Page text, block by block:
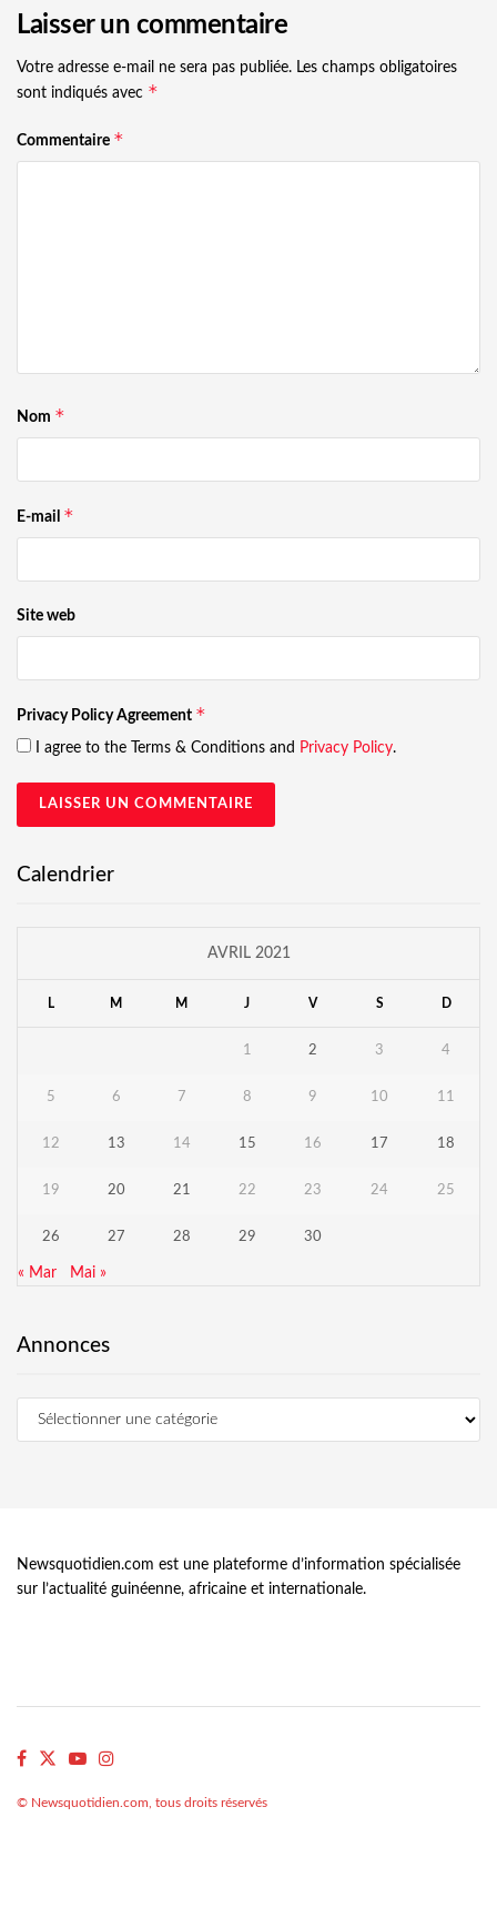
Laisser un commentaire
Votre adresse e-mail ne sera pas publiée. Les champs obligatoires
sont indiqués avec *
Commentaire *
Nom *
E-mail *
Site web
Privacy Policy Agreement *
I agree to the Terms & Conditions and Privacy Policy.
Calendrier
AVRIL 2021
L M M J V S D
1 2 3 4
5 6 7 8 9 10 11
12 13 14 15 16 17 18
19 20 21 22 23 24 25
26 27 28 29 30
« Mar Mai »
Annonces
Newsquotidien.com est une plateforme d’information spécialisée
sur l’actualité guinéenne, africaine et internationale.
© Newsquotidien.com, tous droits réservés